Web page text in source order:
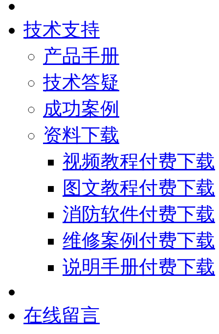
技术支持
产品手册
技术答疑
成功案例
资料下载
视频教程付费下载
图文教程付费下载
消防软件付费下载
维修案例付费下载
说明手册付费下载
在线留言